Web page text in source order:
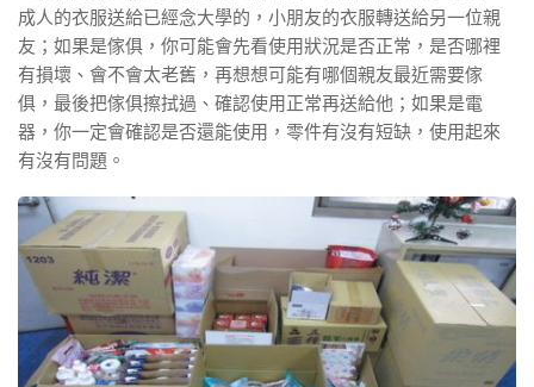
成人的衣服送給已經念大學的，小朋友的衣服轉送給另一位親
友；如果是傢俱，你可能會先看使用狀況是否正常，是否哪裡
有損壞、會不會太老舊，再想想可能有哪個親友最近需要傢
俱，最後把傢俱擦拭過、確認使用正常再送給他；如果是電
器，你一定會確認是否還能使用，零件有沒有短缺，使用起來
有沒有問題。